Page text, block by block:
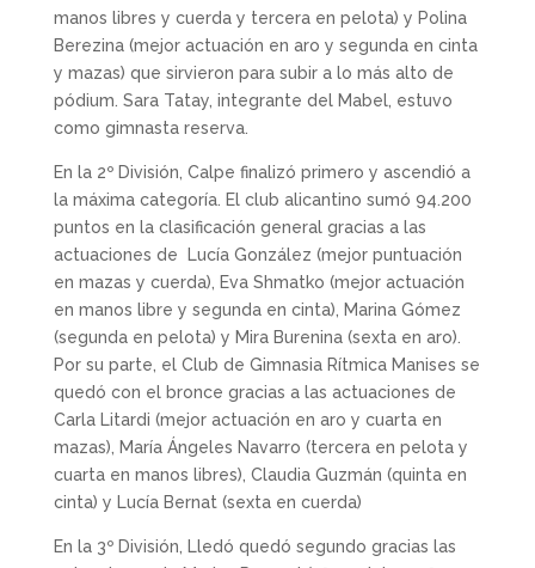
manos libres y cuerda y tercera en pelota) y Polina
Berezina (mejor actuación en aro y segunda en cinta
y mazas) que sirvieron para subir a lo más alto de
pódium. Sara Tatay, integrante del Mabel, estuvo
como gimnasta reserva.
En la 2º División, Calpe finalizó primero y ascendió a
la máxima categoría. El club alicantino sumó 94.200
puntos en la clasificación general gracias a las
actuaciones de Lucía González (mejor puntuación
en mazas y cuerda), Eva Shmatko (mejor actuación
en manos libre y segunda en cinta), Marina Gómez
(segunda en pelota) y Mira Burenina (sexta en aro).
Por su parte, el Club de Gimnasia Rítmica Manises se
quedó con el bronce gracias a las actuaciones de
Carla Litardi (mejor actuación en aro y cuarta en
mazas), María Ángeles Navarro (tercera en pelota y
cuarta en manos libres), Claudia Guzmán (quinta en
cinta) y Lucía Bernat (sexta en cuerda)
En la 3º División, Lledó quedó segundo gracias las